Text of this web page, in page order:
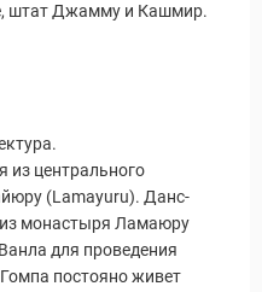
штат Джамму и Кашмир.
из центрального
(Lamayuru). Данс-
монастыря Ламаюру
для проведения
постояно живет